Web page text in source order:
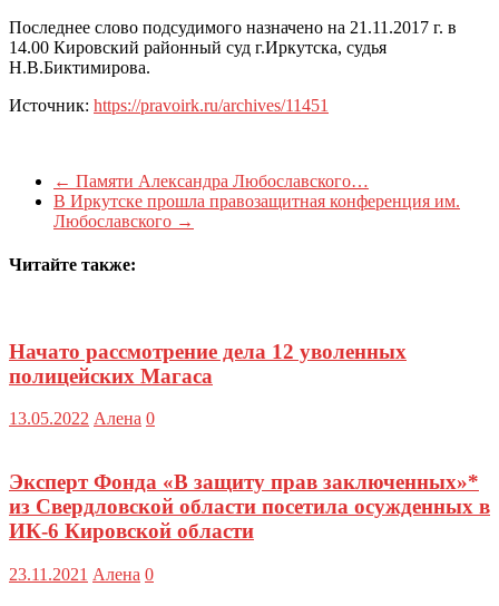
Последнее слово подсудимого назначено на 21.11.2017 г. в
14.00 Кировский районный суд г.Иркутска, судья
Н.В.Биктимирова.
Источник: https://pravoirk.ru/archives/11451
← Памяти Александра Любославского…
В Иркутске прошла правозащитная конференция им.
Любославского →
Читайте также:
Начато рассмотрение дела 12 уволенных
полицейских Магаса
13.05.2022 Алена 0
Эксперт Фонда «В защиту прав заключенных»*
из Свердловской области посетила осужденных в
ИК-6 Кировской области
23.11.2021 Алена 0